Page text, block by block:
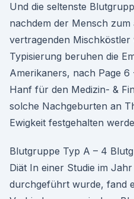
Und die seltenste
nachdem der Mensch zum
vertragenden
Typisierung beruhen die
Amerikaners, nach Page
Hanf für den Medizin- &
solche Nachgeburten an
Ewigkeit festgehalten
Blutgruppe Typ A – 4
Diät In einer Studie im
durchgeführt wurde, fand